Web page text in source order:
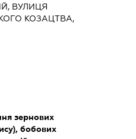
ВУЛИЦЯ
КОЗАЦТВА,
зернових
бобових